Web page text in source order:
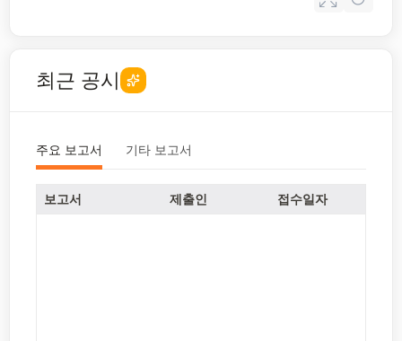
최근 공시
주요 보고서 기타 보고서
보고서 제출인 접수일자